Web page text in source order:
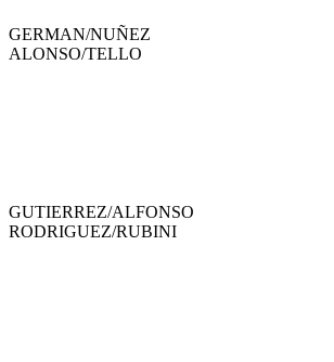
GERMAN/NUÑEZ
ALONSO/TELLO
GUTIERREZ/ALFONSO
RODRIGUEZ/RUBINI